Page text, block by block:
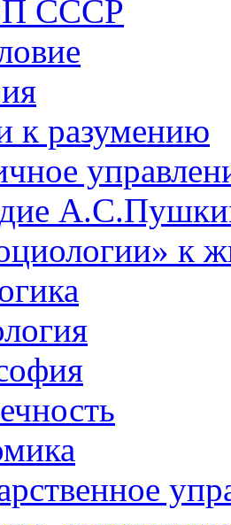
СССР
к разумению
к